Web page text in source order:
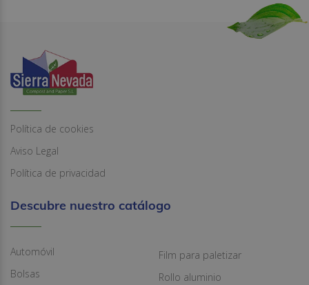
Política de cookies
Aviso Legal
Política de privacidad
Descubre nuestro catálogo
Automóvil
Bolsas
Film para paletizar
Rollo aluminio